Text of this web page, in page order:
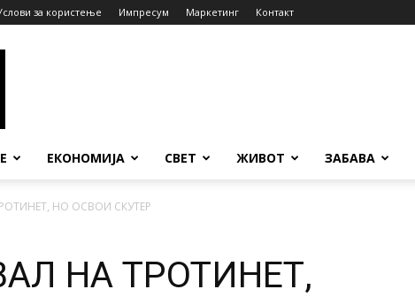
за користење Импресум Маркетинг Контакт
ЕКОНОМИЈА СВЕТ ЖИВОТ ЗАБАВА
НО ОСВОИ СКУТЕР
НА ТРОТИНЕТ,